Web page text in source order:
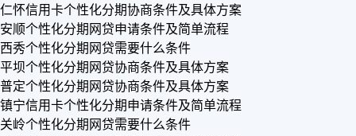
仁怀信用卡个性化分期协商条件及具体方案
安顺个性化分期网贷申请条件及简单流程
西秀个性化分期网贷需要什么条件
平坝个性化分期网贷协商条件及具体方案
普定个性化分期网贷协商条件及具体方案
镇宁信用卡个性化分期申请条件及简单流程
关岭个性化分期网贷需要什么条件